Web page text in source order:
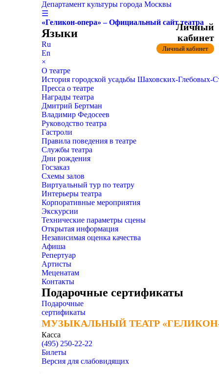
Департамент культуры города Москвы
☰
«Геликон-опера» – Официальный сайт театра
Языки
Ru
En
×
О театре
История городской усадьбы Шаховских-
Пресса о театре
Награды театра
Дмитрий Бертман
Владимир Федосеев
Руководство театра
Гастроли
Правила поведения в театре
Службы театра
Дни рождения
Госзаказ
Схемы залов
Виртуальный тур по театру
Интерьеры театра
Корпоративные мероприятия
Экскурсии
Технические параметры сцены
Открытая информация
Независимая оценка качества
Афиша
Репертуар
Артисты
Меценатам
Контакты
Подарочные сертификаты
Подарочные
сертификаты
МУЗЫКАЛЬНЫЙ ТЕАТР
МУЗЫКАЛЬНЫЙ ТЕАТР
Касса
(495) 250-22-22
Личный
кабинет
Личный кабинет
Билеты
Версия для слабовидящих